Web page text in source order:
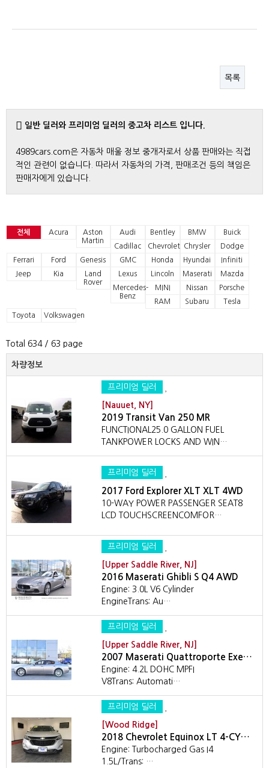
목록
일반 딜러와 프리미엄 딜러의 중고차 리스트 입니다.
4989cars.com은 자동차 매울 정보 중개자로서 상품 판매와는 직접
적인 관련이 없습니다. 따라서 자동차의 가격, 판매조건 등의 책임은
판매자에게 있습니다.
전체 Acura
Aston
Martin
Audi Bentley BMW
Buick
Cadillac
Chevrolet Chrysler
Dodge
Ferrari
Ford Genesis GMC Honda Hyundai
Infiniti
Jeep
Kia
Land
Rover
Lexus Lincoln Maserati
Mazda
Mercedes-
Benz
MINI Nissan
Porsche
RAM
Subaru
Tesla
Toyota
Volkswagen
Total 634/ 63 page
차량정보
프리미엄 딜러
[Nauuet, NY]
2019 Transit Van 250 MR
FUNCTIONAL25.0 GALLON FUEL
TANKPOWER LOCKS AND WIN…
프리미엄 딜러
2017 Ford Explorer XLT XLT 4WD
10-WAY POWER PASSENGER SEAT8
LCD TOUCHSCREENCOMFOR…
프리미엄 딜러
[Upper Saddle River, NJ]
2016 Maserati Ghibli S Q4 AWD
Engine: 3.0L V6 Cylinder
EngineTrans: Au…
프리미엄 딜러
[Upper Saddle River, NJ]
2007 Maserati Quattroporte Exe…
Engine: 4.2L DOHC MPFI
V8Trans: Automati…
프리미엄 딜러
[Wood Ridge]
2018 Chevrolet Equinox LT 4-CY…
Engine: Turbocharged Gas I4
1.5L/Trans: …